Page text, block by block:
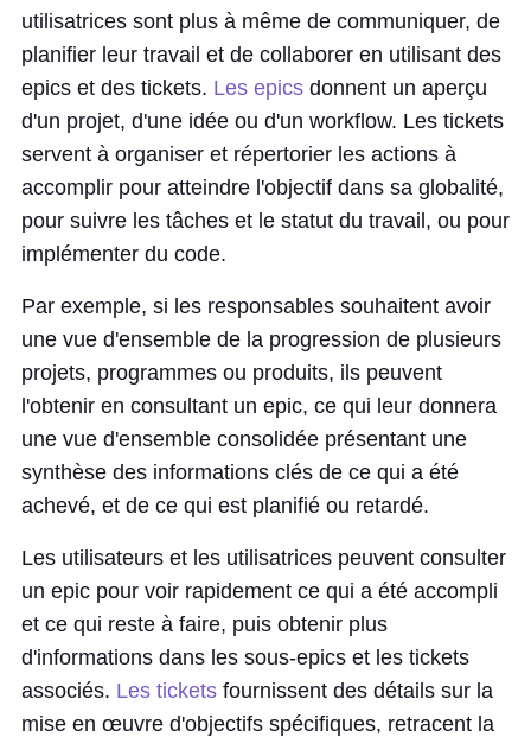
utilisatrices sont plus à même de communiquer, de
planifier leur travail et de collaborer en utilisant des
epics et des tickets. Les epics donnent un aperçu
d'un projet, d'une idée ou d'un workflow. Les tickets
servent à organiser et répertorier les actions à
accomplir pour atteindre l'objectif dans sa globalité,
pour suivre les tâches et le statut du travail, ou pour
implémenter du code.
Par exemple, si les responsables souhaitent avoir
une vue d'ensemble de la progression de plusieurs
projets, programmes ou produits, ils peuvent
l'obtenir en consultant un epic, ce qui leur donnera
une vue d'ensemble consolidée présentant une
synthèse des informations clés de ce qui a été
achevé, et de ce qui est planifié ou retardé.
Les utilisateurs et les utilisatrices peuvent consulter
un epic pour voir rapidement ce qui a été accompli
et ce qui reste à faire, puis obtenir plus
d'informations dans les sous-epics et les tickets
associés. Les tickets fournissent des détails sur la
mise en œuvre d'objectifs spécifiques, retracent la